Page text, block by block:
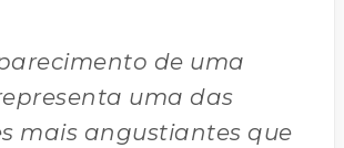
de uma
uma das
mais angustiantes que